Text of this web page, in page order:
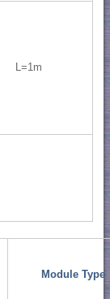
L=1m
Module Type